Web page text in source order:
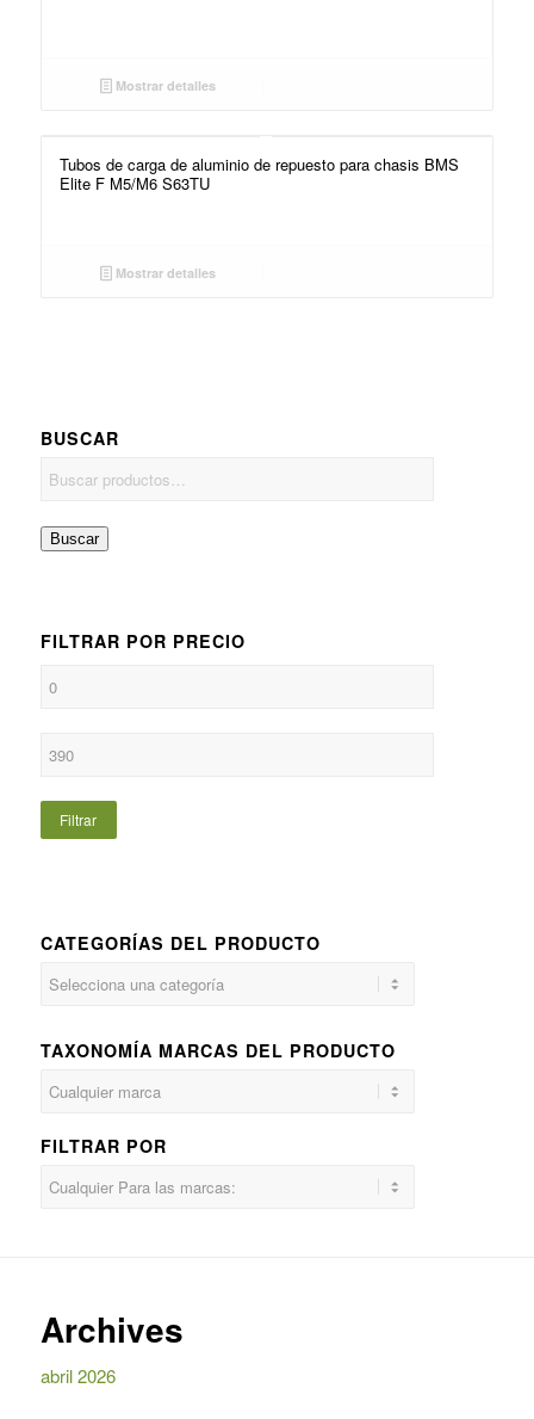
Mostrar detalles
Tubos de carga de aluminio de repuesto para chasis BMS
Elite F M5/M6 S63TU
Mostrar detalles
BUSCAR
Buscar
FILTRAR POR PRECIO
Filtrar
CATEGORÍAS DEL PRODUCTO
TAXONOMÍA MARCAS DEL PRODUCTO
FILTRAR POR
Archives
abril 2026